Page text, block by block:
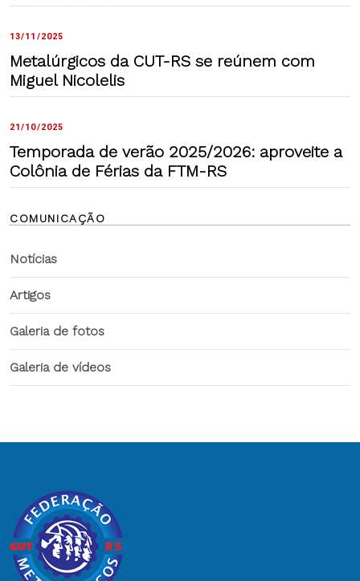
13/11/2025
Metalúrgicos da CUT-RS se reúnem com
Miguel Nicolelis
21/10/2025
Temporada de verão 2025/2026: aproveite a
Colônia de Férias da FTM-RS
COMUNICAÇÃO
Notícias
Artigos
Galeria de fotos
Galeria de vídeos